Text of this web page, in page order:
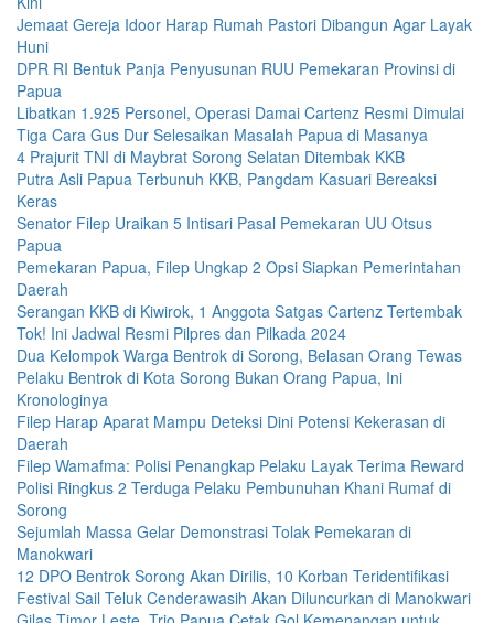
Jemaat Gereja Idoor Harap Rumah Pastori Dibangun Agar Layak
Huni
DPR RI Bentuk Panja Penyusunan RUU Pemekaran Provinsi di
Papua
Libatkan 1.925 Personel, Operasi Damai Cartenz Resmi Dimulai
Tiga Cara Gus Dur Selesaikan Masalah Papua di Masanya
4 Prajurit TNI di Maybrat Sorong Selatan Ditembak KKB
Putra Asli Papua Terbunuh KKB, Pangdam Kasuari Bereaksi
Keras
Senator Filep Uraikan 5 Intisari Pasal Pemekaran UU Otsus
Papua
Pemekaran Papua, Filep Ungkap 2 Opsi Siapkan Pemerintahan
Daerah
Serangan KKB di Kiwirok, 1 Anggota Satgas Cartenz Tertembak
Tok! Ini Jadwal Resmi Pilpres dan Pilkada 2024
Dua Kelompok Warga Bentrok di Sorong, Belasan Orang Tewas
Pelaku Bentrok di Kota Sorong Bukan Orang Papua, Ini
Kronologinya
Filep Harap Aparat Mampu Deteksi Dini Potensi Kekerasan di
Daerah
Filep Wamafma: Polisi Penangkap Pelaku Layak Terima Reward
Polisi Ringkus 2 Terduga Pelaku Pembunuhan Khani Rumaf di
Sorong
Sejumlah Massa Gelar Demonstrasi Tolak Pemekaran di
Manokwari
12 DPO Bentrok Sorong Akan Dirilis, 10 Korban Teridentifikasi
Festival Sail Teluk Cenderawasih Akan Diluncurkan di Manokwari